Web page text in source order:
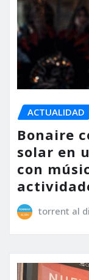
ACTUALIDAD
Bonaire
solar en
con
torrent al